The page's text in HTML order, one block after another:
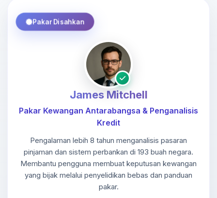
Pakar Disahkan
James Mitchell
Pakar Kewangan Antarabangsa & Penganalisis
Kredit
Pengalaman lebih 8 tahun menganalisis pasaran
pinjaman dan sistem perbankan di 193 buah negara.
Membantu pengguna membuat keputusan kewangan
yang bijak melalui penyelidikan bebas dan panduan
pakar.